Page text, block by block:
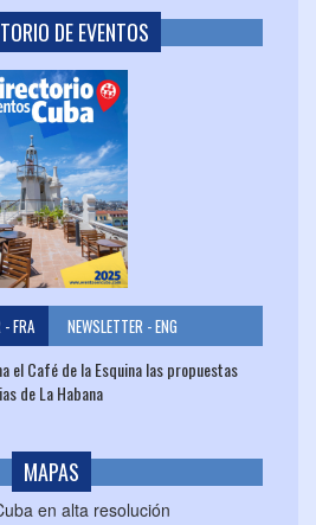
DE EVENTOS
- FRA NEWSLETTER - ENG
el Café de la Esquina las propuestas
de La Habana
MAPAS
en alta resolución